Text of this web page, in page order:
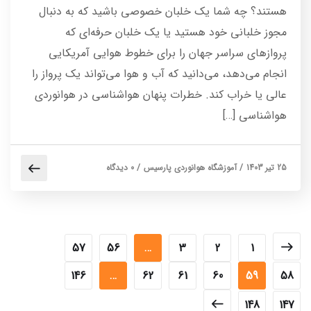
هستند؟ چه شما یک خلبان خصوصی باشید که به دنبال
مجوز خلبانی خود هستید یا یک خلبان حرفه‌ای که
پروازهای سراسر جهان را برای خطوط هوایی آمریکایی
انجام می‌دهد، می‌دانید که آب و هوا می‌تواند یک پرواز را
عالی یا خراب کند. خطرات پنهان هواشناسی در هوانوردی
هواشناسی […]
25 تیر 1403 /آموزشگاه هوانوردی پارسیس / 0 دیدگاه
1
2
3
…
56
57
58
59
60
61
62
…
146
147
148